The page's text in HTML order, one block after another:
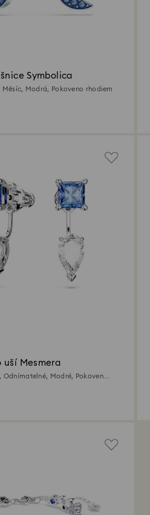
Symbolica
Měsíc, Modrá, Pokoveno rhodiem
uší Mesmera
Odnímatelné, Modré, Pokoveno